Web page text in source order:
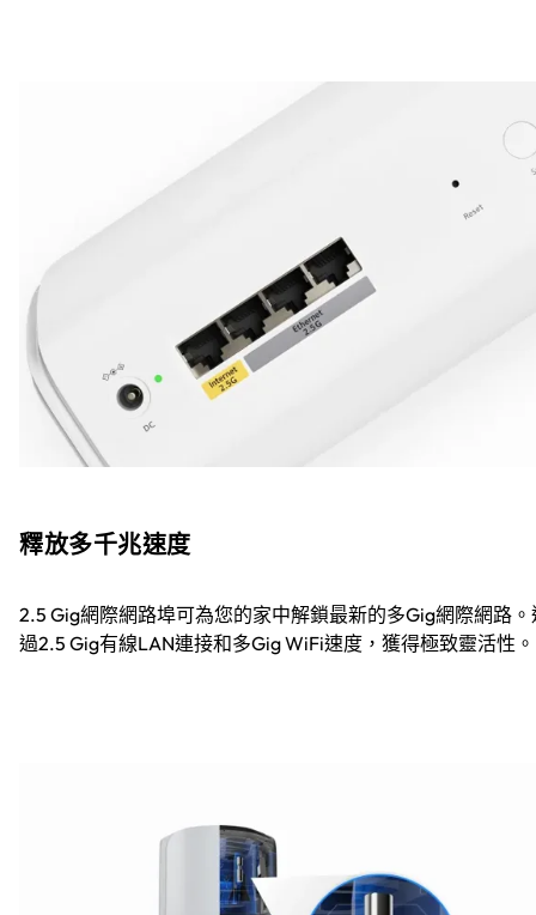
釋放多千兆速度
2.5 Gig網際網路埠可為您的家中解鎖最新的多Gig網際網路。
過2.5 Gig有線LAN連接和多Gig WiFi速度，獲得極致靈活性。